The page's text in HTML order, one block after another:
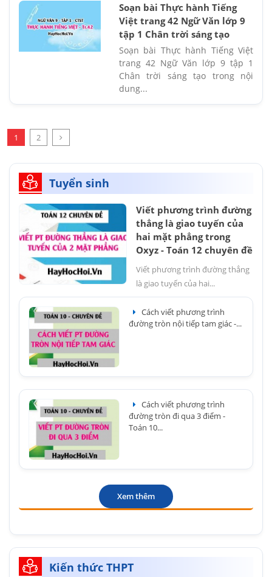
Soạn bài Thực hành Tiếng
Việt trang 42 Ngữ Văn lớp 9
tập 1 Chân trời sáng tạo
Soạn bài Thực hành Tiếng Việt
trang 42 Ngữ Văn lớp 9 tập 1
Chân trời sáng tạo trong nội
dung...
1 2
Tuyển sinh
Viết phương trình đường
thẳng là giao tuyến của
hai mặt phẳng trong
Oxyz - Toán 12 chuyên đề
Viết phương trình đường thẳng
là giao tuyến của hai...
Cách viết phương trình
đường tròn nội tiếp tam giác -...
Cách viết phương trình
đường tròn đi qua 3 điểm -
Toán 10...
Xem thêm
Kiến thức THPT